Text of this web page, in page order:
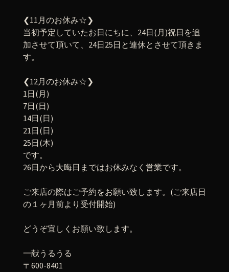
❮11月のお休み☆❯
当初予定していたお日にちに、24日(月)祝日を追
加させて頂いて、24日25日と連休とさせて頂きま
す。
❮12月のお休み☆❯
1日(月)
7日(日)
14日(日)
21日(日)
25日(木)
です。
26日から大晦日まではお休みなく営業です。
ご来店の際はご予約をお願い致します。(ご来店日
の１ヶ月前より受付開始)
どうぞ宜しくお願い致します。
一献うるうる
〒600-8401